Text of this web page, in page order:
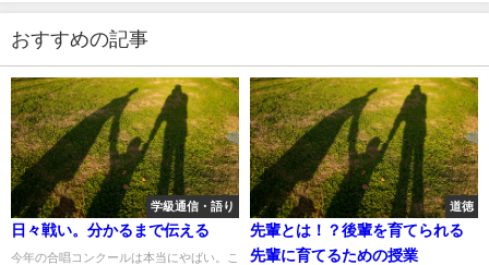
おすすめの記事
学級通信・語り
日々戦い。分かるまで伝える
今年の合唱コンクールは本当にやばい。こ
道徳
先輩とは！？後輩を育てられる
先輩に育てるための授業